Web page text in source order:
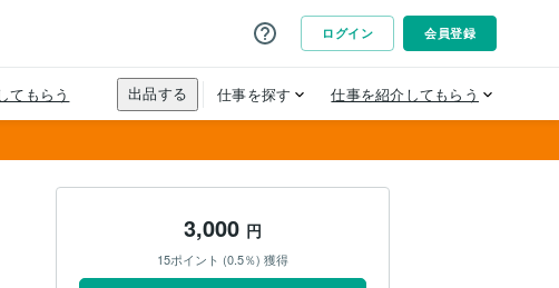
3,000 円
15ポイント (0.5％) 獲得